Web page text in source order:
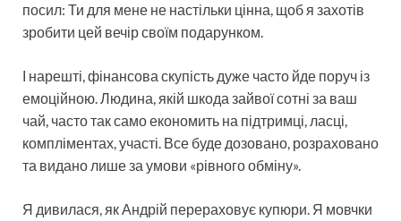
посил: Ти для мене не настільки цінна, щоб я захотів
зробити цей вечір своїм подарунком.
І нарешті, фінансова скупість дуже часто йде поруч із
емоційною. Людина, якій шкода зайвої сотні за ваш
чай, часто так само економить на підтримці, ласці,
компліментах, участі. Все буде дозовано, розраховано
та видано лише за умови «рівного обміну».
Я дивилася, як Андрій перераховує купюри. Я мовчки